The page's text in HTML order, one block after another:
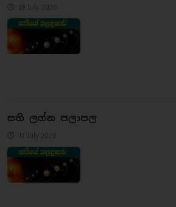
19 July 2026
සති ලග්න පලාපල
12 July 2026